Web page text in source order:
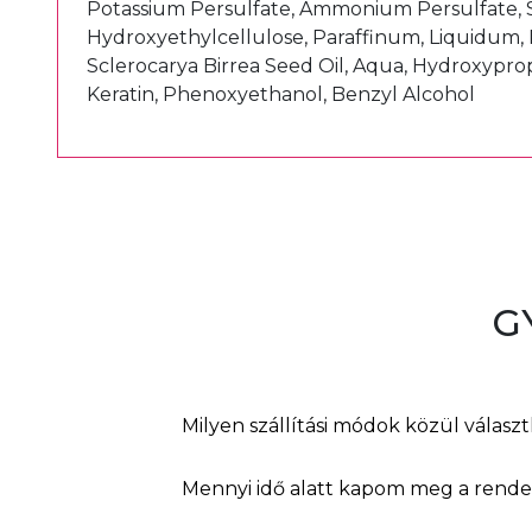
Potassium Persulfate, Ammonium Persulfate,
Hydroxyethylcellulose, Paraffinum, Liquidum,
Sclerocarya Birrea Seed Oil, Aqua,
Keratin, Phenoxyethanol, Benzyl Alcohol
Milyen szállítási módok közül
Mennyi idő alatt kapom meg a